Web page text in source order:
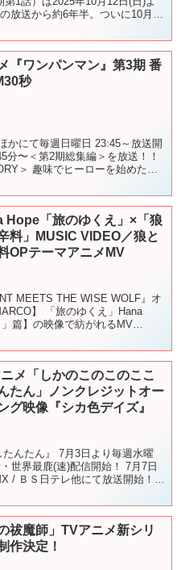
放送から約6年半。ついに10月5
『ワンパンマン』第3期 番
秒
かにて毎週日曜日 23:45～放送開
分〜＜第2期総集編＞を放送！！
＞ 趣味でヒーローを始めた
Hope「旅のゆくえ」×「狼
料」MUSIC VIDEO／狼と
OPテーマアニメMV
MEETS THE WISE WOLF』オ
】 「旅のゆくえ」Hana
篇】の映像で紡がれるMV
メ「しかのこのこのここ
たん」ノンクレジットオー
グ映像『シカ色デイズ』
んたん』 7月3日より毎週水曜
世界最鹿(速)配信開始！ 7月7日
/ ＢＳ日テレ他にて放送開始！
の祓魔師」TVアニメ新シリ
作決定！